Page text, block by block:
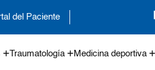
del Paciente
Traumatología Medicina deportiva